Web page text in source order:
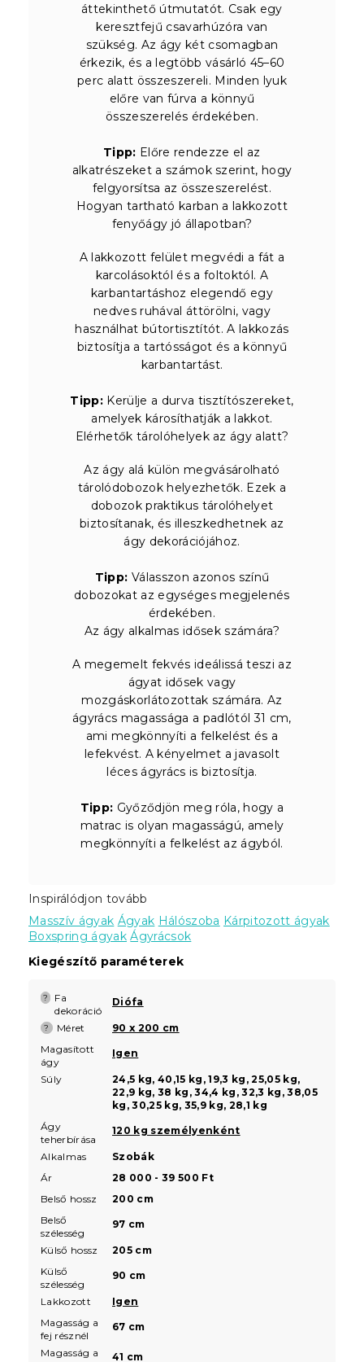
áttekinthető útmutatót. Csak egy
keresztfejű csavarhúzóra van
szükség. Az ágy két csomagban
érkezik, és a legtöbb vásárló 45–60
perc alatt összeszereli. Minden lyuk
előre van fúrva a könnyű
összeszerelés érdekében.
Tipp: Előre rendezze el az
alkatrészeket a számok szerint, hogy
felgyorsítsa az összeszerelést.
Hogyan tartható karban a lakkozott
fenyőágy jó állapotban?
A lakkozott felület megvédi a fát a
karcolásoktól és a foltoktól. A
karbantartáshoz elegendő egy
nedves ruhával áttörölni, vagy
használhat bútortisztítót. A lakkozás
biztosítja a tartósságot és a könnyű
karbantartást.
Tipp: Kerülje a durva tisztítószereket,
amelyek károsíthatják a lakkot.
Elérhetők tárolóhelyek az ágy alatt?
Az ágy alá külön megvásárolható
tárolódobozok helyezhetők. Ezek a
dobozok praktikus tárolóhelyet
biztosítanak, és illeszkedhetnek az
ágy dekorációjához.
Tipp: Válasszon azonos színű
dobozokat az egységes megjelenés
érdekében.
Az ágy alkalmas idősek számára?
A megemelt fekvés ideálissá teszi az
ágyat idősek vagy
mozgáskorlátozottak számára. Az
ágyrács magassága a padlótól 31 cm,
ami megkönnyíti a felkelést és a
lefekvést. A kényelmet a javasolt
léces ágyrács is biztosítja.
Tipp: Győződjön meg róla, hogy a
matrac is olyan magasságú, amely
megkönnyíti a felkelést az ágyból.
Inspirálódjon tovább
Masszív ágyak Ágyak Hálószoba Kárpitozott ágyak
Boxspring ágyak Ágyrácsok
Kiegészítő paraméterek
?
Fa
dekoráció
Diófa
? Méret
90 x 200 cm
Magasított
ágy
Igen
Súly
24,5 kg, 40,15 kg, 19,3 kg, 25,05 kg,
22,9 kg, 38 kg, 34,4 kg, 32,3 kg, 38,05
kg, 30,25 kg, 35,9 kg, 28,1 kg
Ágy
teherbírása
120 kg személyenként
Alkalmas
Szobák
Ár
28 000 - 39 500 Ft
Belső hossz
200 cm
Belső
szélesség
97 cm
Külső hossz
205 cm
Külső
szélesség
90 cm
Lakkozott
Igen
Magasság a
fej résznél
67 cm
Magasság a
41 cm